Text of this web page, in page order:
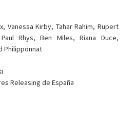
Vanessa Kirby, Tahar Rahim, Rupert
Rhys, Ben Miles, Riana Duce,
Philipponnat
Releasing de España